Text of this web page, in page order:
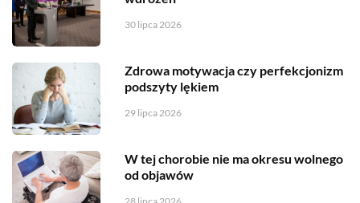
30 lipca 2026
Zdrowa motywacja czy perfekcjonizm
podszyty lękiem
29 lipca 2026
W tej chorobie nie ma okresu wolnego
od objawów